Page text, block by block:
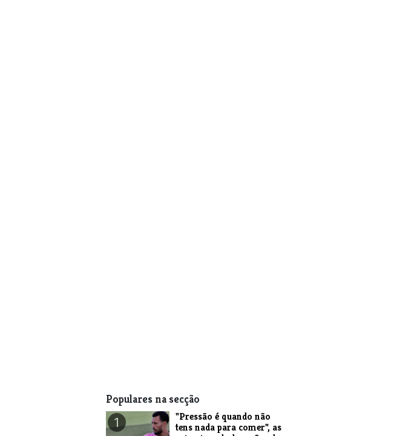
Populares na secção
1
"Pressão é quando não
tens nada para comer", as